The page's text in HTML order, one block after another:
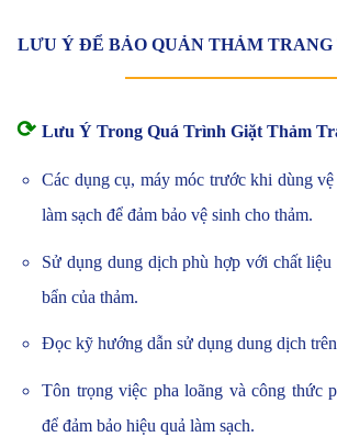
LƯU Ý ĐỂ BẢO QUẢN THẢM
⟳ Lưu Ý Trong Quá Trình Giặt Thảm
Các dụng cụ, máy móc trước khi dùng
làm sạch để đảm bảo vệ sinh cho thảm.
Sử dụng dung dịch phù hợp với chất
bẩn của thảm.
Đọc kỹ hướng dẫn sử dụng dung dịch
Tôn trọng việc pha loãng và công thức
để đảm bảo hiệu quả làm sạch.